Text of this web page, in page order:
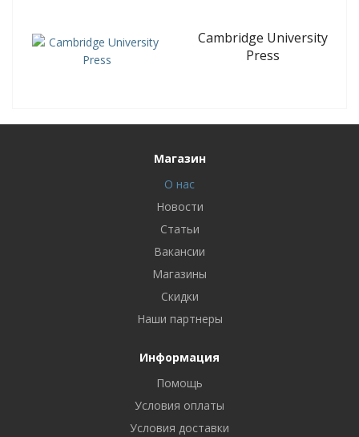
Cambridge University
Press
Магазин
О нас
Новости
Статьи
Вакансии
Магазины
Скидки
Наши партнеры
Информация
Помощь
Условия оплаты
Условия доставки